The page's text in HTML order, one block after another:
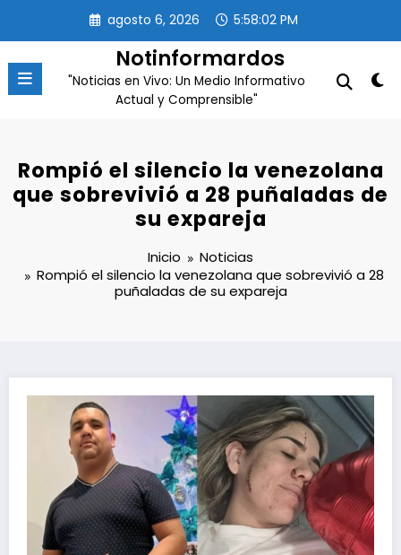
contenido
agosto 6, 2026 5:58:03 PM
Notinformardos
"Noticias en Vivo: Un Medio Informativo
Actual y Comprensible"
Rompió el silencio la venezolana
que sobrevivió a 28 puñaladas de
su expareja
Inicio
Noticias
Rompió el silencio la venezolana que sobrevivió a 28
puñaladas de su expareja